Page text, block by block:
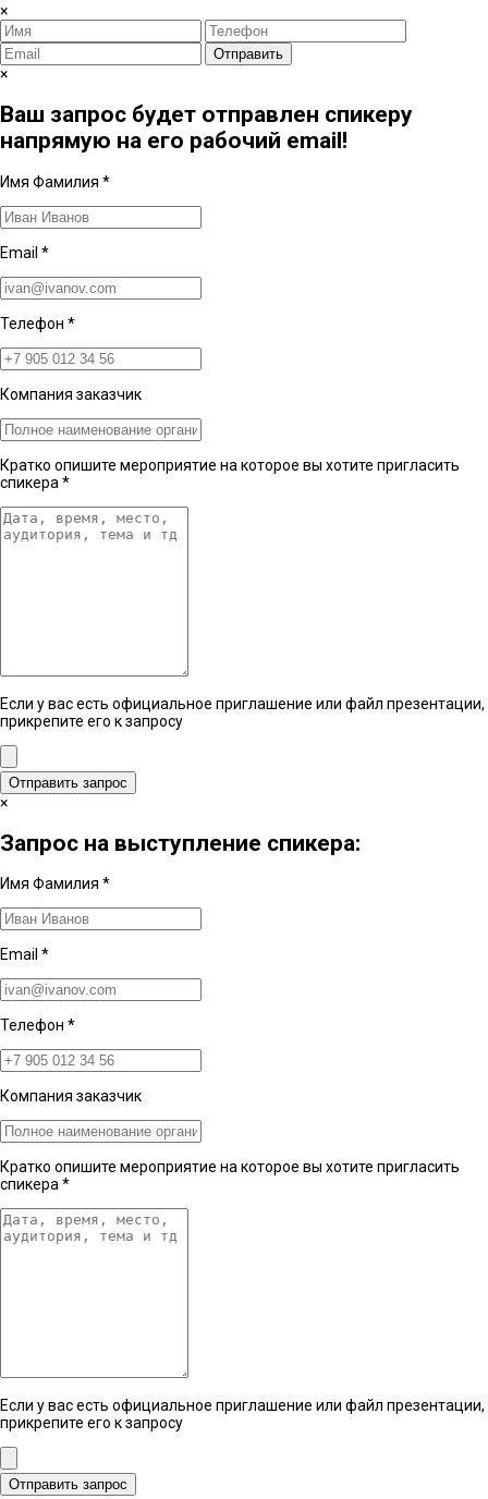
×
Отправить
×
Ваш запрос будет отправлен спикеру
напрямую на его рабочий email!
Имя Фамилия *
Email *
Телефон *
Компания заказчик
Кратко опишите мероприятие на которое вы хотите пригласить
спикера *
Если у вас есть официальное приглашение или файл презентации,
прикрепите его к запросу
Отправить запрос
×
Запрос на выступление спикера:
Имя Фамилия *
Email *
Телефон *
Компания заказчик
Кратко опишите мероприятие на которое вы хотите пригласить
спикера*
Если у вас есть официальное приглашение или файл презентации,
прикрепите его к запросу
Отправить запрос